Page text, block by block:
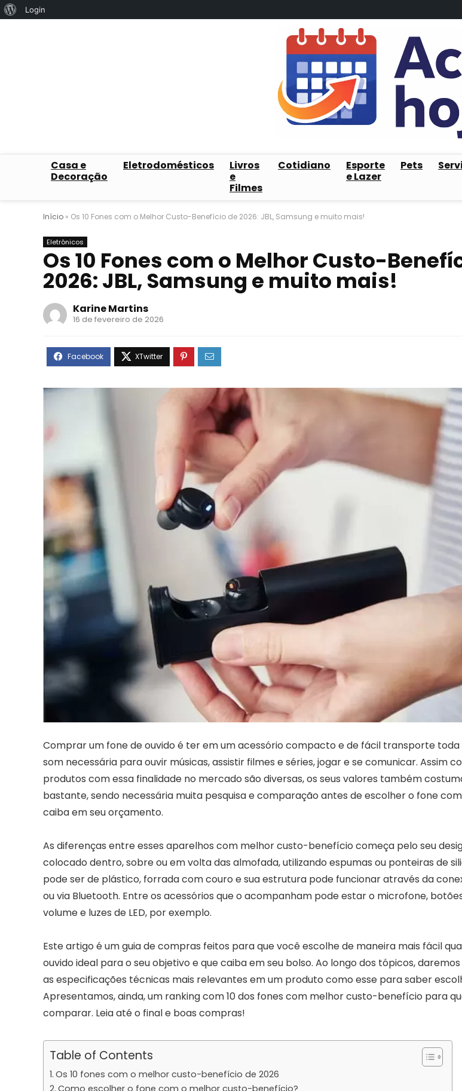
Sobre
Login
Casa e
Decoração
Eletrodomésticos
Livros
e
Filmes
Cotidiano
Esporte
e Lazer
Pets
Início » Os 10 Fones com o Melhor Custo-Benefício de 2026: JBL, Samsung e muito mais!
Eletrônicos
Os 10 Fones com o Melhor Custo-
2026: JBL, Samsung e muito mais!
Karine Martins
16 de fevereiro de 2026
Comprar um fone de ouvido é ter em um acessório compacto e de fácil transporte
som necessária para ouvir músicas, assistir filmes e séries, jogar e se comunicar. Assim
produtos com essa finalidade no mercado são diversas, os seus valores também
bastante, sendo necessária muita pesquisa e comparação antes de escolher o fone
caiba em seu orçamento.
As diferenças entre esses aparelhos com melhor custo-benefício começa pelo seu
colocado dentro, sobre ou em volta das almofada, utilizando espumas ou ponteiras de
pode ser de plástico, forrada com couro e sua estrutura pode funcionar através da
ou via Bluetooth. Entre os acessórios que o acompanham pode estar o microfone,
volume e luzes de LED, por exemplo.
Este artigo é um guia de compras feitos para que você escolhe de maneira mais fácil
ouvido ideal para o seu objetivo e que caiba em seu bolso. Ao longo dos tópicos,
as especificações técnicas mais relevantes em um produto como esse para saber
Apresentamos, ainda, um ranking com 10 dos fones com melhor custo-benefício para
comparar. Leia até o final e boas compras!
Table of Contents
Os 10 fones com o melhor custo-benefício de 2026